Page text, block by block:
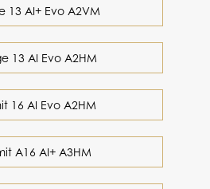
13 AI+ Evo A2VM
13 AI Evo A2HM
16 AI Evo A2HM
A16 AI+ A3HM